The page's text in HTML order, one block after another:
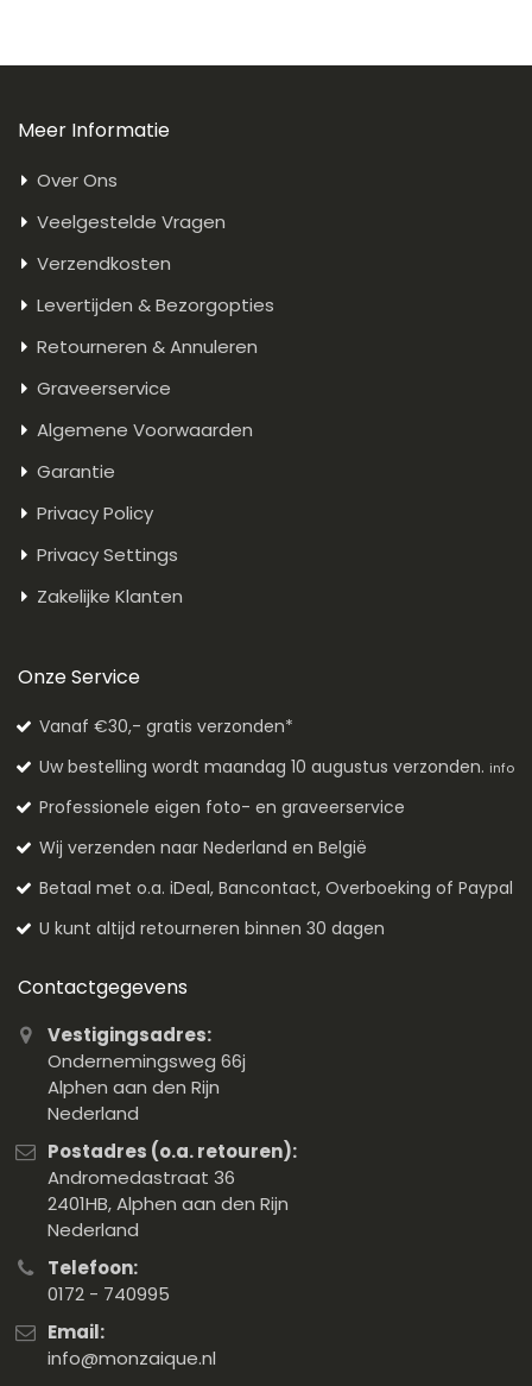
Meer Informatie
Over Ons
Veelgestelde Vragen
Verzendkosten
Levertijden & Bezorgopties
Retourneren & Annuleren
Graveerservice
Algemene Voorwaarden
Garantie
Privacy Policy
Privacy Settings
Zakelijke Klanten
Onze Service
Vanaf €30,- gratis verzonden*
Uw bestelling wordt maandag 10 augustus verzonden. info
Professionele eigen foto- en graveerservice
Wij verzenden naar Nederland en België
Betaal met o.a. iDeal, Bancontact, Overboeking of Paypal
U kunt altijd retourneren binnen 30 dagen
Contactgegevens
Vestigingsadres:
Ondernemingsweg 66j
Alphen aan den Rijn
Nederland
Postadres (o.a. retouren):
Andromedastraat 36
2401HB, Alphen aan den Rijn
Nederland
Telefoon:
0172 - 740995
Email:
info@monzaique.nl